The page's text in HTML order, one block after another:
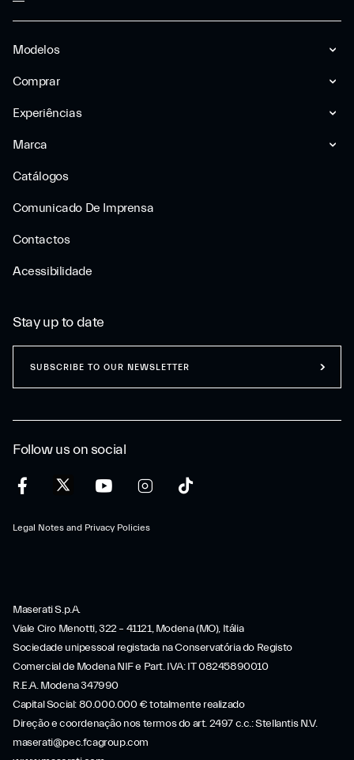
Modelos
Comprar
Experiências
Marca
Catálogos
Comunicado De Imprensa
Contactos
Acessibilidade
Follow us on social
Legal Notes and Privacy Policies
Stay up to date
SUBSCRIBE TO OUR NEWSLETTER
Maserati S.p.A.
Viale Ciro Menotti, 322 – 41121, Modena (MO), Itália
Sociedade unipessoal registada na Conservatória do Registo
Comercial de Modena NIF e Part. IVA: IT 08245890010
R.E.A. Modena 347990
Capital Social: 80.000.000 € totalmente realizado
Direção e coordenação nos termos do art. 2497 c.c.: Stellantis N.V.
maserati@pec.fcagroup.com